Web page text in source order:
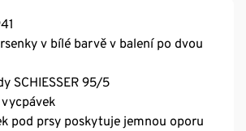
v bílé barvě v balení po dvou
SCHIESSER 95/5
pod prsy poskytuje jemnou oporu